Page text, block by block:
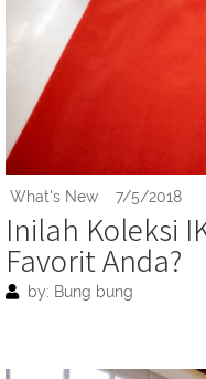
What's New 7/5/2018
Inilah Koleksi
Favorit Anda?
by: Bung bung